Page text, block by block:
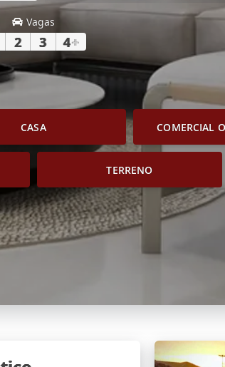
Vagas
2 3 4+
CASA COMERCIAL
TERRENO